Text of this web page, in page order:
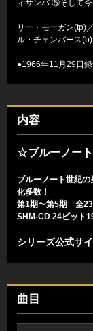
ィサンバ ⑤そして
リー・モーガン(tp)
ル・チェンバース
●1966年11月29日
内容
☆ブルーノート
ブルーノート世紀
化多数！
第1期〜第5期 全
SHM-CD 24ビット
シリーズ公式サイ
曲目